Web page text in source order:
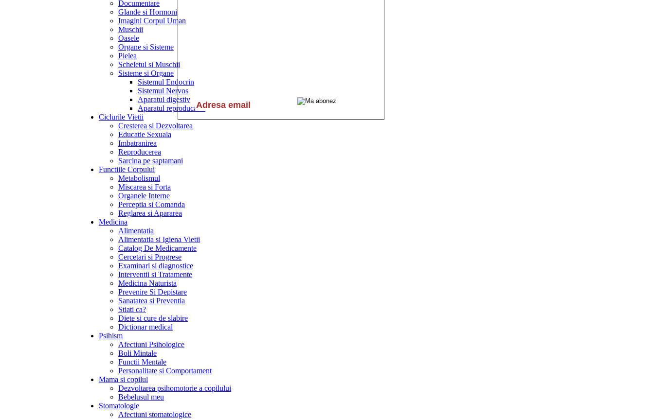
Documentare
Glande si Hormoni
Imagini Corpul Uman
Muschii
Oasele
Organe si Sisteme
Pielea
Scheletul si Muschii
Sisteme si Organe
Sistemul Endocrin
Sistemul Nervos
Aparatul digestiv
Aparatul reproducator
Ciclurile Vietii
Cresterea si Dezvoltarea
Educatie Sexuala
Imbatranirea
Reproducerea
Sarcina pe saptamani
Functiile Corpului
Metabolismul
Miscarea si Forta
Organele Interne
Perceptia si Comanda
Reglarea si Apararea
Medicina
Alimentatia
Alimentatia si Igiena Vietii
Catalog De Medicamente
Cercetari si Progrese
Examinari si diagnostice
Interventii si Tratamente
Medicina Naturista
Prevenire Si Depistare
Sanatatea si Preventia
Stiati ca?
Diete si cure de slabire
Dictionar medical
Psihism
Afectiuni Psihologice
Boli Mintale
Functii Mentale
Personalitate si Comportament
Mama si copilul
Dezvoltarea psihomotorie a copilului
Bebelusul meu
Stomatologie
Afectiuni stomatologice